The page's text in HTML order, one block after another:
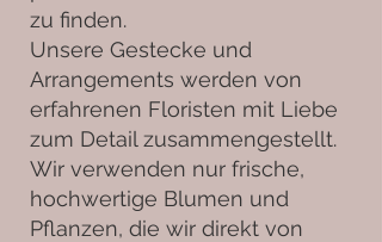
zu finden.
Unsere Gestecke und
Arrangements werden von
erfahrenen Floristen mit Liebe
zum Detail zusammengestellt.
Wir verwenden nur frische,
hochwertige Blumen und
Pflanzen, die wir direkt von